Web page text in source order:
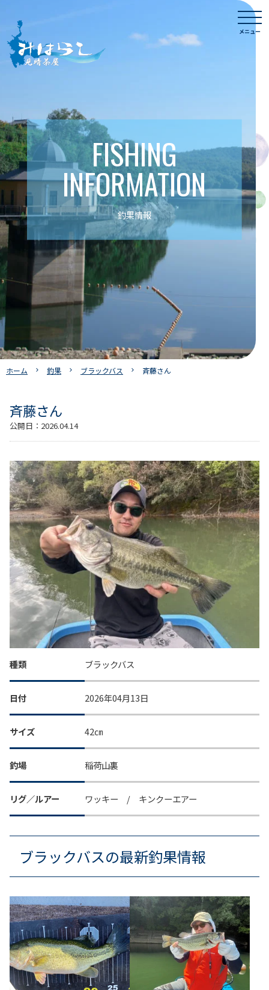
content
メニュー
FISHING
INFORMATION
釣果情報
ホーム 釣果 ブラックバス 斉藤さん
斉藤さん
公開日： 2026.04.14
種類 ブラックバス
日付 2026年04月13日
サイズ 42㎝
釣場 稲荷山裏
リグ／ルアー ワッキー / キンクーエアー
ブラックバスの最新釣果情報